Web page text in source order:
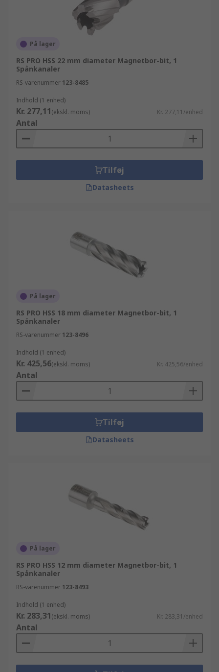
På lager
RS PRO HSS 22 mm diameter Magnetbor-bit, 1
Spånkanaler
RS-varenummer 123-8485
Indhold (1 enhed)
Kr. 277,11(ekskl. moms) Kr. 277,11/enhed
Antal
Tilføj
Datasheets
På lager
RS PRO HSS 18 mm diameter Magnetbor-bit, 1
Spånkanaler
RS-varenummer 123-8496
Indhold (1 enhed)
Kr. 425,56(ekskl. moms) Kr. 425,56/enhed
Antal
Tilføj
Datasheets
På lager
RS PRO HSS 12 mm diameter Magnetbor-bit, 1
Spånkanaler
RS-varenummer 123-8493
Indhold (1 enhed)
Kr. 283,31(ekskl. moms) Kr. 283,31/enhed
Antal